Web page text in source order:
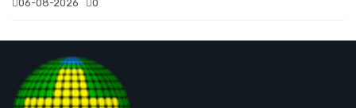
06-08-2026 0